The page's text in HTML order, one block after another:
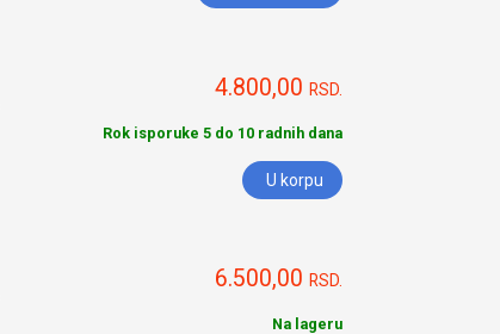
4.800,00 RSD.
Rok isporuke 5 do 10 radnih dana
U korpu
6.500,00 RSD.
Na lageru